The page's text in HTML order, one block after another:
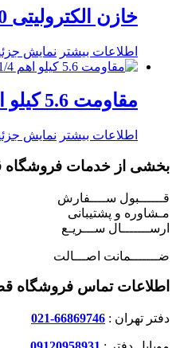
خازن الکترولیتی 2200 میکرو 16 ولت
اطلاعات بیشتر نمایش
مقاومت 5.6 کیلو اهم 1/4 وات
اطلاعات بیشتر نمایش
بخشی از خدمات فروشگاه
قــــــبول ســــفارش
مـشاوره و پشتیبانی
ارســـــــال ســـریـع
ضـــــــمانت اصـــالت
اطلاعات تماس فروشگاه
دفتر تهران : 66869746-021